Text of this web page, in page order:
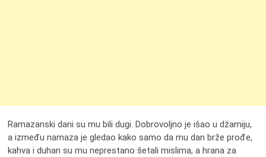
Ramazanski dani su mu bili dugi. Dobrovoljno je išao u džamiju,
a između namaza je gledao kako samo da mu dan brže prođe,
kahva i duhan su mu neprestano šetali mislima, a hrana za